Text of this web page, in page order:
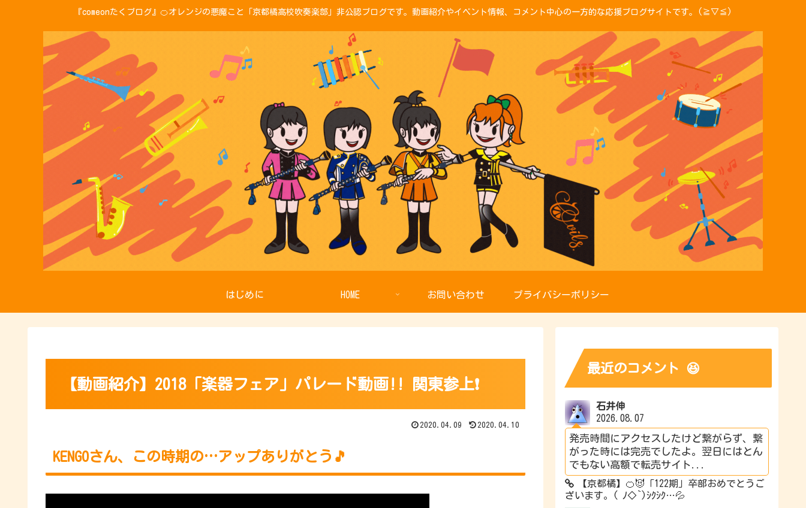
『comeonたくブログ』🍊オレンジの悪魔こと「京都橘高校吹奏楽部」非公認ブログです。動画紹介やイベント情報、コメント中心の一方的な応援ブログサイトです。(≧▽≦)
はじめに HOME お問い合わせ プライバシーポリシー
【動画紹介】2018「楽器フェア」パレード動画!! 関東参上❗
2020.04.09 2020.04.10
KENGOさん、この時期の…アップありがとう🎵
最近のコメント 😆
石井伸
2026.08.07
発売時間にアクセスしたけど繋がらず、繋
がった時には完売でしたよ。翌日にはとん
でもない高額で転売サイト...
【京都橘】🍊😈「122期」卒部おめでとうご
ざいます。( ﾉ◇`)ｼｸｼｸ…💦